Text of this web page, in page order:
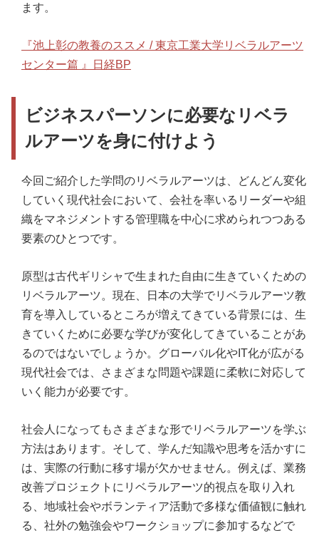
ます。
『池上彰の教養のススメ / 東京工業大学リベラルアーツ
センター篇 』日経BP
ビジネスパーソンに必要なリベラ
ルアーツを身に付けよう
今回ご紹介した学問のリベラルアーツは、どんどん変化
していく現代社会において、会社を率いるリーダーや組
織をマネジメントする管理職を中心に求められつつある
要素のひとつです。
原型は古代ギリシャで生まれた自由に生きていくための
リベラルアーツ。現在、日本の大学でリベラルアーツ教
育を導入しているところが増えてきている背景には、生
きていくために必要な学びが変化してきていることがあ
るのではないでしょうか。グローバル化やIT化が広がる
現代社会では、さまざまな問題や課題に柔軟に対応して
いく能力が必要です。
社会人になってもさまざまな形でリベラルアーツを学ぶ
方法はあります。そして、学んだ知識や思考を活かすに
は、実際の行動に移す場が欠かせません。例えば、業務
改善プロジェクトにリベラルアーツ的視点を取り入れ
る、地域社会やボランティア活動で多様な価値観に触れ
る、社外の勉強会やワークショップに参加するなどで